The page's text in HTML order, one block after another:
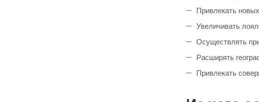
Привлекать
Увеличивать
Осуществлять
Расширять
Привлекать